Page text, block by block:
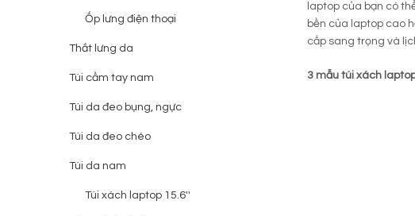
laptop của bạn có
bền của laptop cao
cấp sang trọng và
3 mẫu túi xách
Ốp lưng điện thoại
Thắt lưng da
Túi cầm tay nam
Túi da đeo bụng, ngực
Túi da đeo chéo
Túi da nam
Túi xách laptop 15.6''